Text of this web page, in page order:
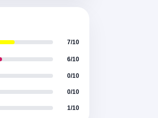
7/10
6/10
0/10
0/10
1/10